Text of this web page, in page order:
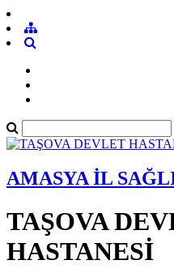
AMASYA İL
TAŞOVA
HASTANESİ